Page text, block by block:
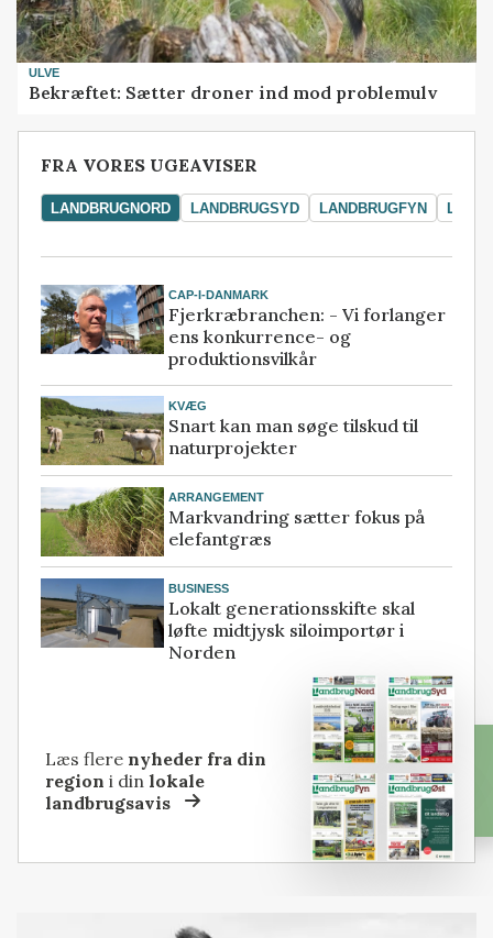
ULVE
Bekræftet: Sætter droner ind mod problemulv
FRA VORES UGEAVISER
LANDBRUGNORD LANDBRUGSYD LANDBRUGFYN
CAP-I-DANMARK
Fjerkræbranchen: - Vi forlanger
ens konkurrence- og
produktionsvilkår
KVÆG
Snart kan man søge tilskud til
naturprojekter
ARRANGEMENT
Markvandring sætter fokus på
elefantgræs
BUSINESS
Lokalt generationsskifte skal
løfte midtjysk siloimportør i
Norden
Læs flere nyheder fra din
region i dinlokale
landbrugsavis